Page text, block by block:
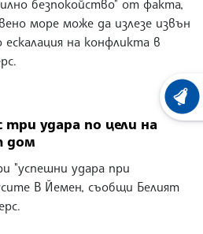
безпокойство" от факта,
море може да излезе извън
на конфликта в
три удара по цели на
дом
"успешни удара при
В Йемен, съобщи Белият